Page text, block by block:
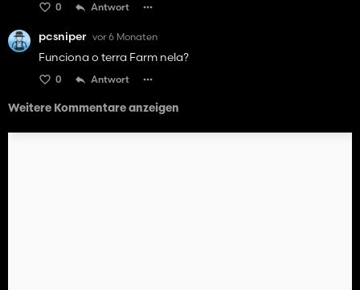
0 Antwort
pcsniper vor 6 Monaten
Funciona o terra Farm nela?
0 Antwort
Weitere Kommentare anzeigen